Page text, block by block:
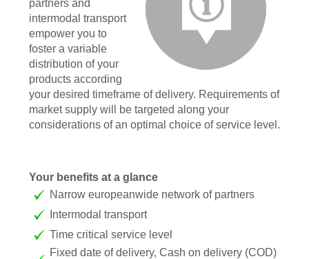
partners and
intermodal transport
empower you to
foster a variable
distribution of your
products according
your desired timeframe of delivery. Requirements of
market supply will be targeted along your
considerations of an optimal choice of service level.
Your benefits at a glance
Narrow europeanwide network of partners
Intermodal transport
Time critical service level
Fixed date of delivery, Cash on delivery (COD)